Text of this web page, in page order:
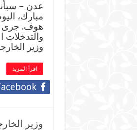
عدن –
مبارك،
هوف. جرى
والتدخلات
وزير
اقرأ المزيد
وزير